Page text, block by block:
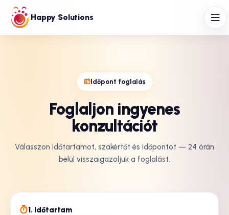
Happy Solutions
Időpont foglalás
Foglaljon ingyenes
konzultációt
Válasszon időtartamot, szakértőt és időpontot — 24 órán
belül visszaigazoljuk a foglalást.
1. Időtartam